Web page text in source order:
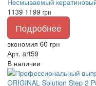
1139 1199 грн
Подробнее
экономия 60 грн
Арт. art59
В наличии